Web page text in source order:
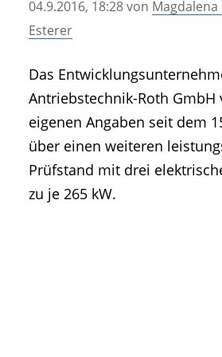
• Geschichte und
• Messen und
• Agritechnica Neuheiten
• Artikel nach Hersteller/
04.9.2016, 18:28von
Esterer
Das
Antriebstechnik-Roth GmbH
eigenen Angaben seit dem
über einen weiteren
Prüfstand mit drei
zu je 265 kW.